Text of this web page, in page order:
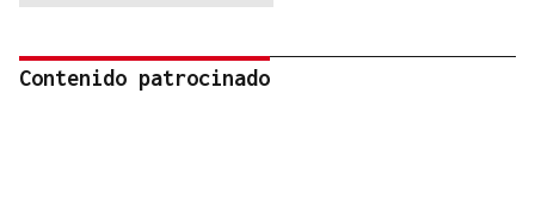
Contenido patrocinado